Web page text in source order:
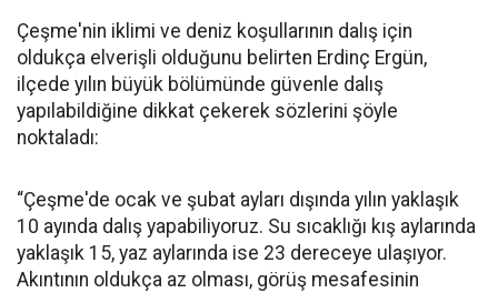
Çeşme'nin iklimi ve deniz koşullarının dalış için
oldukça elverişli olduğunu belirten Erdinç Ergün,
ilçede yılın büyük bölümünde güvenle dalış
yapılabildiğine dikkat çekerek sözlerini şöyle
noktaladı:
“Çeşme'de ocak ve şubat ayları dışında yılın yaklaşık
10 ayında dalış yapabiliyoruz. Su sıcaklığı kış aylarında
yaklaşık 15, yaz aylarında ise 23 dereceye ulaşıyor.
Akıntının oldukça az olması, görüş mesafesinin